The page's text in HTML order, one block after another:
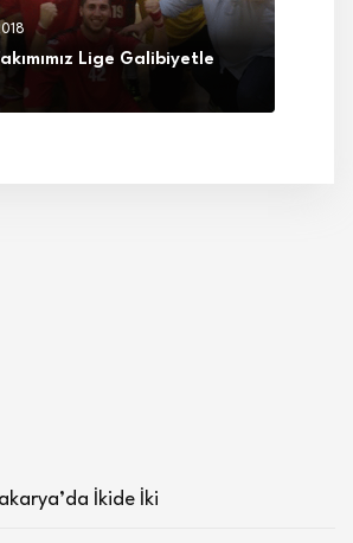
Lige Galibiyetle
İkide İki